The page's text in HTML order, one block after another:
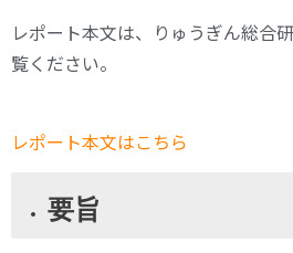
レポート本文は、りゅうぎん総合
覧ください。
レポート本文はこちら
要旨